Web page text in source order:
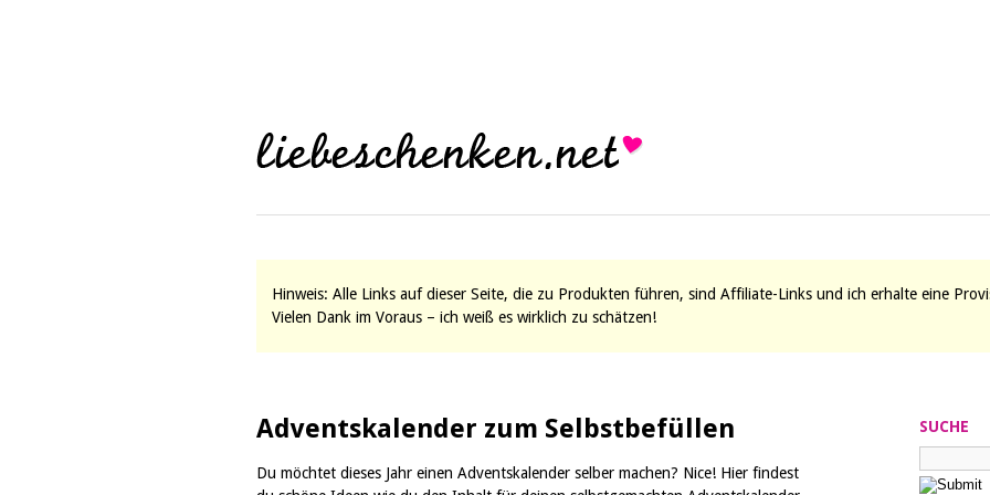
Hinweis: Alle Links auf dieser Seite, die zu Produkten führen, sind Affiliate-Links und ich erhalte eine
Vielen Dank im Voraus – ich weiß es wirklich zu schätzen!
Adventskalender zum Selbstbefüllen
Du möchtet dieses Jahr einen Adventskalender selber machen? Nice! Hier findest
SUCHE